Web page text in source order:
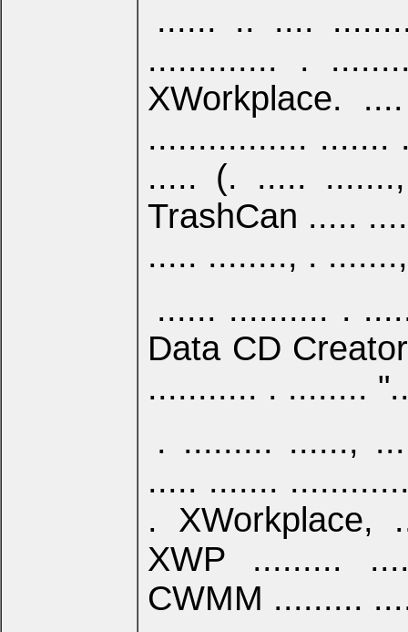
...... .. ....
............. .
XWorkplace.
................ .......
..... (. .....
TrashCan .....
..... ........, .
...... .......... .
Data CD
........... . ........
. ......... ......,
..... .......
.
XWP .........
CWMM .........